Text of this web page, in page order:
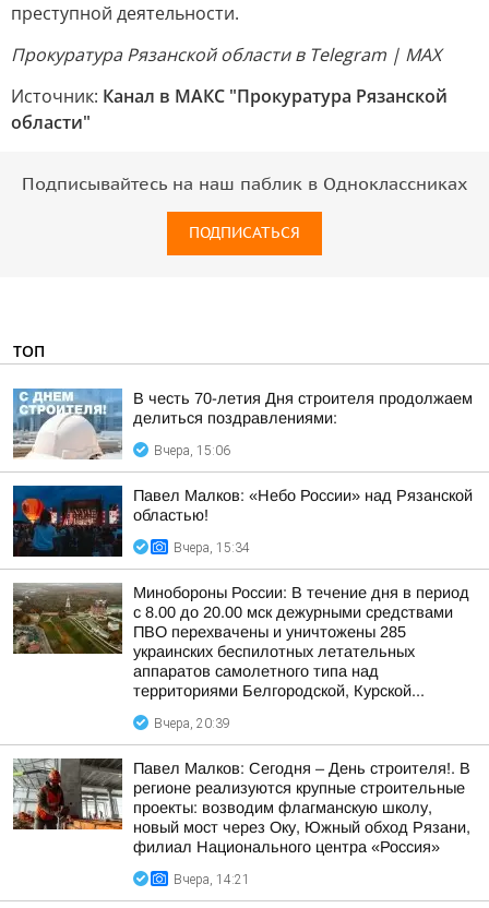
преступной деятельности.
Прокуратура Рязанской области в Telegram | MAX
Источник: Канал в МАКС "Прокуратура Рязанской
области"
Подписывайтесь на наш паблик в Одноклассниках
ПОДПИСАТЬСЯ
ТОП
В честь 70-летия Дня строителя продолжаем
делиться поздравлениями:
Вчера, 15:06
Павел Малков: «Небо России» над Рязанской
областью!
Вчера, 15:34
Минобороны России: В течение дня в период
с 8.00 до 20.00 мск дежурными средствами
ПВО перехвачены и уничтожены 285
украинских беспилотных летательных
аппаратов самолетного типа над
территориями Белгородской, Курской...
Вчера, 20:39
Павел Малков: Сегодня – День строителя!. В
регионе реализуются крупные строительные
проекты: возводим флагманскую школу,
новый мост через Оку, Южный обход Рязани,
филиал Национального центра «Россия»
Вчера, 14:21